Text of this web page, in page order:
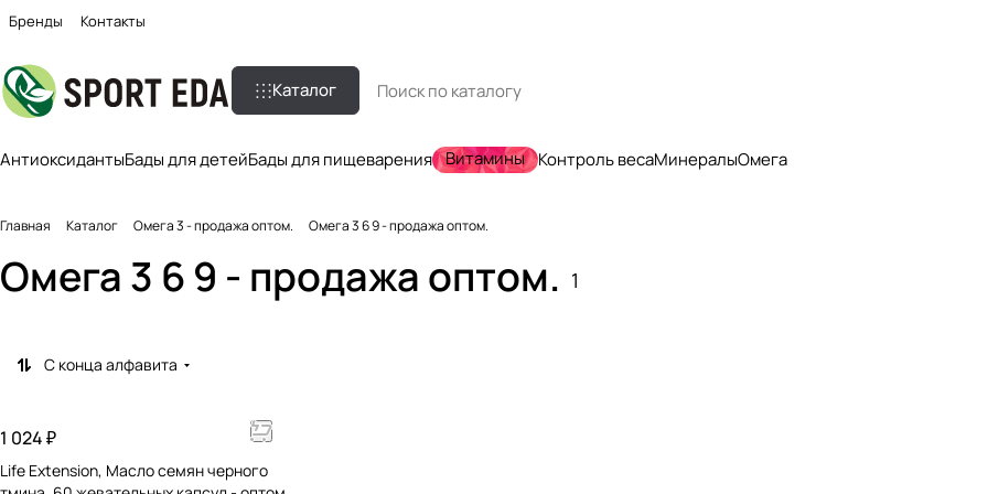
Бренды Контакты
Каталог
АнтиоксидантыБады для детейБады для пищеварения Витамины Контроль весаМинералыОмега
Главная Каталог Омега 3 - продажа оптом. Омега 3 6 9 - продажа оптом.
Омега 3 6 9 - продажа оптом. 1
С конца алфавита
1 024 ₽
Life Extension, Масло семян черного